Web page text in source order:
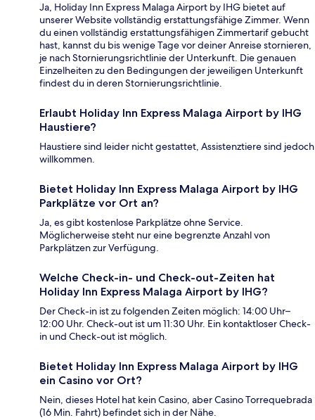
Ja, Holiday Inn Express Malaga Airport by IHG bietet auf
unserer Website vollständig erstattungsfähige Zimmer. Wenn
du einen vollständig erstattungsfähigen Zimmertarif gebucht
hast, kannst du bis wenige Tage vor deiner Anreise stornieren,
je nach Stornierungsrichtlinie der Unterkunft. Die genauen
Einzelheiten zu den Bedingungen der jeweiligen Unterkunft
findest du in deren Stornierungsrichtlinie.
Erlaubt Holiday Inn Express Malaga Airport by IHG
Haustiere?
Haustiere sind leider nicht gestattet, Assistenztiere sind jedoch
willkommen.
Bietet Holiday Inn Express Malaga Airport by IHG
Parkplätze vor Ort an?
Ja, es gibt kostenlose Parkplätze ohne Service.
Möglicherweise steht nur eine begrenzte Anzahl von
Parkplätzen zur Verfügung.
Welche Check-in- und Check-out-Zeiten hat
Holiday Inn Express Malaga Airport by IHG?
Der Check-in ist zu folgenden Zeiten möglich: 14:00 Uhr–
12:00 Uhr. Check-out ist um 11:30 Uhr. Ein kontaktloser Check-
in und Check-out ist möglich.
Bietet Holiday Inn Express Malaga Airport by IHG
ein Casino vor Ort?
Nein, dieses Hotel hat kein Casino, aber Casino Torrequebrada
(16 Min. Fahrt) befindet sich in der Nähe.